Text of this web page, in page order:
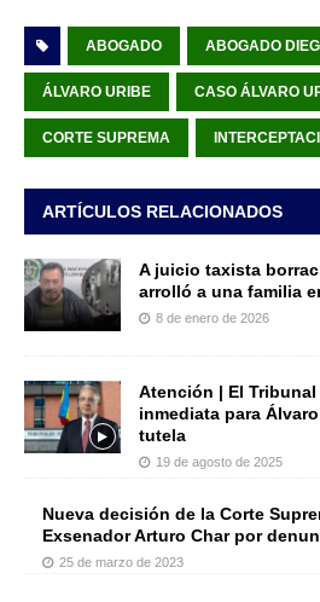
ABOGADO ABOGADO
ÁLVARO URIBE CASO ÁLVARO
CORTE SUPREMA
ARTÍCULOS RELACIONADOS
A juicio taxista
arrolló a una familia
8 de enero de 2026
Atención | El
inmediata para
tutela
19 de agosto de 2025
Nueva decisión de la Corte
Exsenador Arturo Char por
25 de marzo de 2023